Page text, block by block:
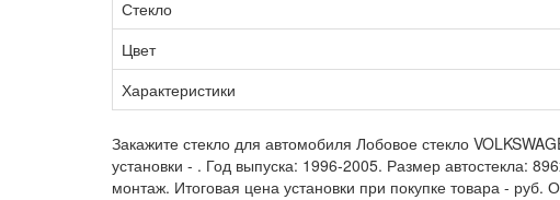
Стекло
Цвет
Характеристики
Закажите стекло для автомобиля Лобовое стекло
установки - . Год выпуска: 1996-2005. Размер автостекла:
монтаж. Итоговая цена установки при покупке товара - руб.